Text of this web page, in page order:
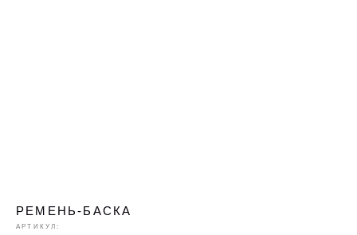
РЕМЕНЬ-БАСКА
АРТИКУЛ: